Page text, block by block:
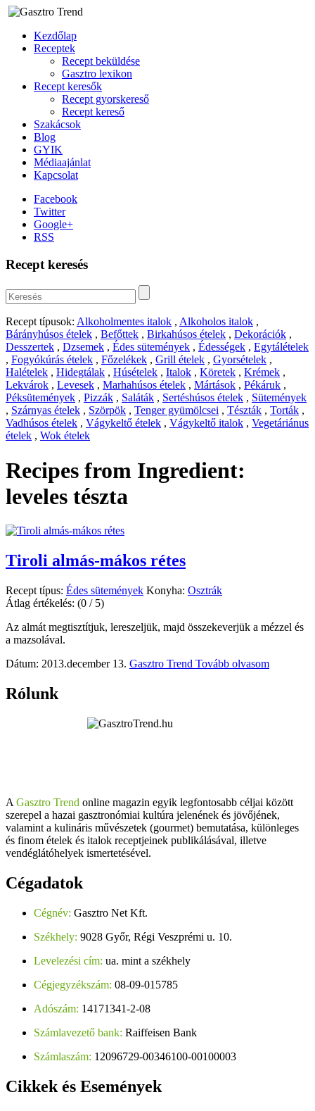
Kezdőlap
Receptek
Recept beküldése
Gasztro lexikon
Recept keresők
Recept gyorskereső
Recept kereső
Szakácsok
Blog
GYIK
Médiaajánlat
Kapcsolat
Facebook
Twitter
Google+
RSS
Recept keresés
Recept típusok: Alkoholmentes italok , Alkoholos italok ,
Bárányhúsos ételek , Befőttek , Birkahúsos ételek , Dekorációk ,
Desszertek , Dzsemek , Édes sütemények , Édességek , Egytálételek
, Fogyókúrás ételek , Főzelékek , Grill ételek , Gyorsételek ,
Halételek , Hidegtálak , Húsételek , Italok , Köretek , Krémek ,
Lekvárok , Levesek , Marhahúsos ételek , Mártások , Pékáruk ,
Péksütemények , Pizzák , Saláták , Sertéshúsos ételek , Sütemények
, Szárnyas ételek , Szörpök , Tenger gyümölcsei , Tészták , Torták ,
Vadhúsos ételek , Vágykeltő ételek , Vágykeltő italok , Vegetáriánus
ételek , Wok ételek
Recipes from Ingredient:
leveles tészta
Tiroli almás-mákos rétes
Recept típus: Édes sütemények Konyha: Osztrák
Átlag értékelés: (0 / 5)
Az almát megtisztítjuk, lereszeljük, majd összekeverjük a mézzel és
a mazsolával.
Dátum: 2013.december 13. Gasztro Trend Tovább olvasom
Rólunk
A Gasztro Trend online magazin egyik legfontosabb céljai között
szerepel a hazai gasztronómiai kultúra jelenének és jövőjének,
valamint a kulináris művészetek (gourmet) bemutatása, különleges
és finom ételek és italok receptjeinek publikálásával, illetve
vendéglátóhelyek ismertetésével.
Cégadatok
Cégnév: Gasztro Net Kft.
Székhely: 9028 Győr, Régi Veszprémi u. 10.
Levelezési cím: ua. mint a székhely
Cégjegyzékszám: 08-09-015785
Adószám: 14171341-2-08
Számlavezető bank: Raiffeisen Bank
Számlaszám: 12096729-00346100-00100003
Cikkek és Események